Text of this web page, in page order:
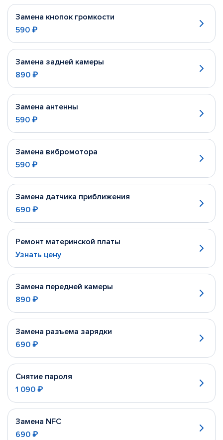
Замена кнопок громкости
590 ₽
Замена задней камеры
890 ₽
Замена антенны
590 ₽
Замена вибромотора
590 ₽
Замена датчика приближения
690 ₽
Ремонт материнской платы
Узнать цену
Замена передней камеры
890 ₽
Замена разъема зарядки
690 ₽
Снятие пароля
1 090 ₽
Замена NFC
690 ₽